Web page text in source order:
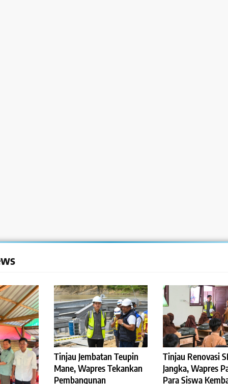
Tinjau Jembatan Teupin
Mane, Wapres Tekankan
Pembangunan
Tinjau Renovasi
Jangka, Wapres
Para Siswa